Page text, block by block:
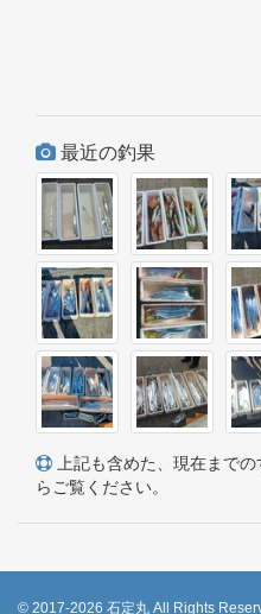
最近の釣果
上記も含めた、現在まで
らご覧ください。
© 2017-2026 石定丸 All Rights